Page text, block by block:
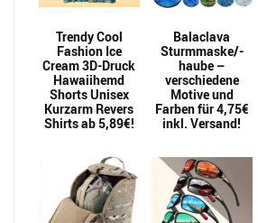
Trendy Cool
Fashion Ice
Cream 3D-Druck
Hawaiihemd
Shorts Unisex
Kurzarm Revers
Shirts ab 5,89€!
Balaclava
Sturmmaske/-
haube –
verschiedene
Motive und
Farben für 4,75€
inkl. Versand!